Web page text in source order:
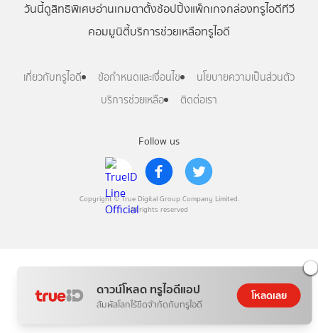
ดาวน์โหลด ทรูไอดีแอป
สัมผัสโลกไร้ขีดจำกัดกับทรูไอดี
โหลดเลย
Follow us
Copyright © True Digital Group Company Limited.
All rights reserved
วันนี้ดูสิทธิพิเศษอ่านเกมตาตั้งช้อปปิ้งแพ็กเกจกล่องทรูไอดีทีวี
คอมมูนิตี้บริการช่วยเหลือทรูไอดี
เกี่ยวกับทรูไอดี ข้อกำหนดและเงื่อนไข
นโยบายความเป็นส่วนตัว
บริการช่วยเหลือ
ติดต่อเรา